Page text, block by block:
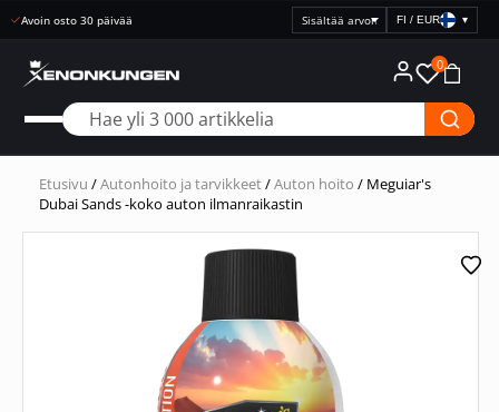
Avoin osto 30 päivää
Valitse
FI / EUR ▾
0
Etusivu /Autonhoito ja tarvikkeet/Auton hoito / Meguiar's
Dubai Sands -koko auton ilmanraikastin